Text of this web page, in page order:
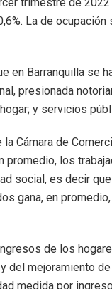
La de
en Barranquilla se
presionada
y servicios
Cámara de
los
social, es decir
gana, en
de los
del mejoramiento
medida por